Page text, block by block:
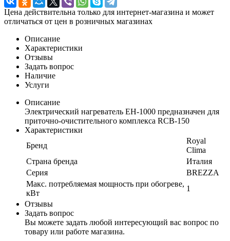
Цена действительна только для интернет-магазина и может
отличаться от цен в розничных магазинах
Описание
Характеристики
Отзывы
Задать вопрос
Наличие
Услуги
Описание
Электрический нагреватель EH-1000 предназначен для
приточно-очистительного комплекса RCB-150
Характеристики
Бренд
Royal
Clima
Страна бренда
Италия
Серия
BREZZA
Макс. потребляемая мощность при обогреве,
кВт
1
Отзывы
Задать вопрос
Вы можете задать любой интересующий вас вопрос по
товару или работе магазина.